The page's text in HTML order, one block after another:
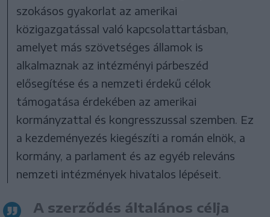
szokásos gyakorlat az amerikai
közigazgatással való kapcsolattartásban,
amelyet más szövetséges államok is
alkalmaznak az intézményi párbeszéd
elősegítése és a nemzeti érdekű célok
támogatása érdekében az amerikai
kormányzattal és kongresszussal szemben. Ez
a kezdeményezés kiegészíti a román elnök, a
kormány, a parlament és az egyéb releváns
nemzeti intézmények hivatalos lépéseit.
A szerződés általános célja